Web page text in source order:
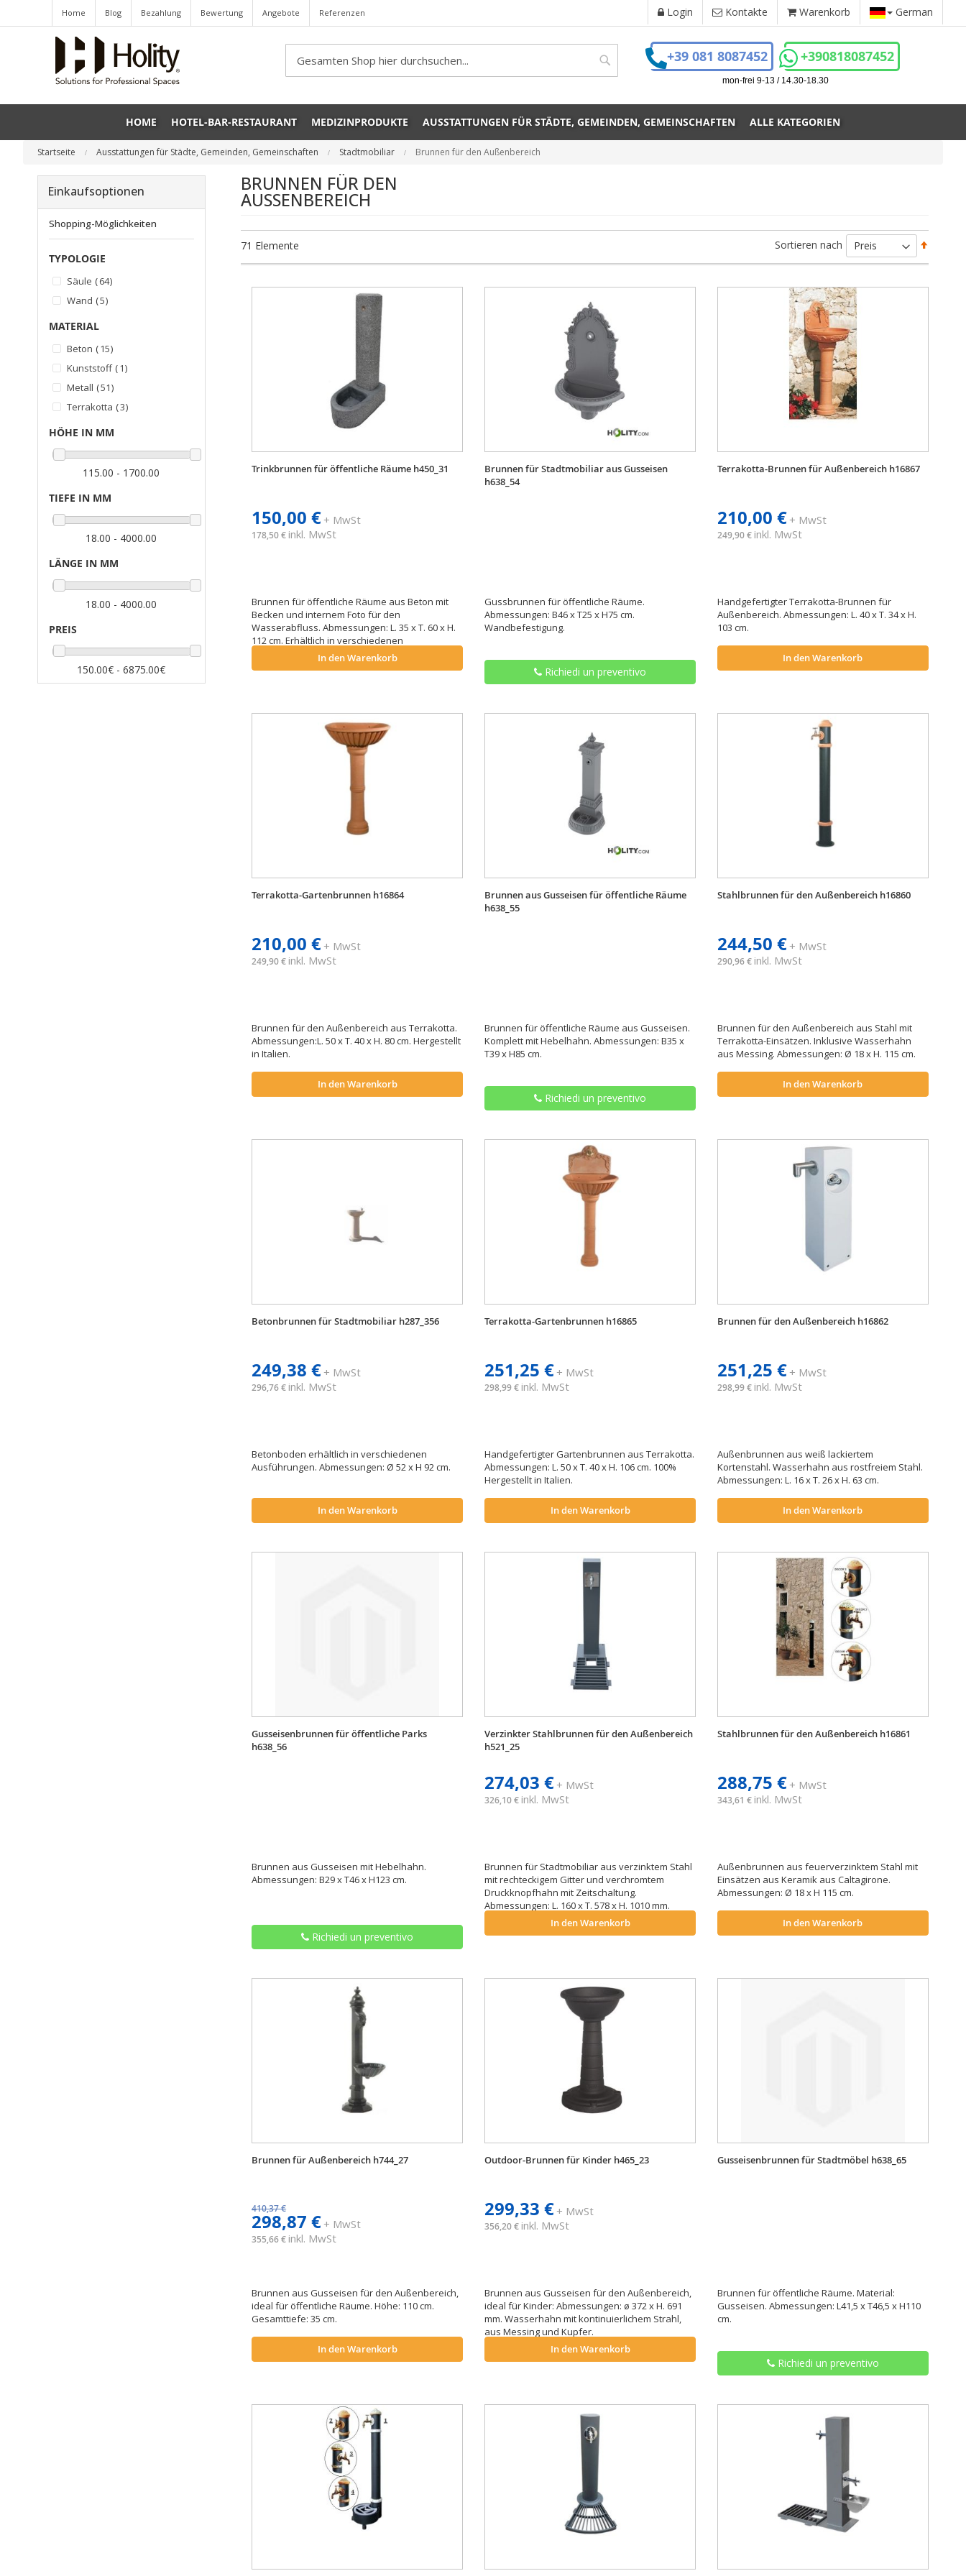
Home Blog Bezahlung Bewertung Angebote Referenzen Login Kontakte Warenkorb German
Search
Search
+39 081 8087452 +390818087452
mon-frei 9-13 / 14.30-18.30
HOME HOTEL-BAR-RESTAURANT MEDIZINPRODUKTE AUSSTATTUNGEN FÜR STÄDTE, GEMEINDEN, GEMEINSCHAFTEN ALLE KATEGORIEN
Startseite Ausstattungen für Städte, Gemeinden, Gemeinschaften Stadtmobiliar Brunnen für den Außenbereich
BRUNNEN FÜR DEN
AUSSENBEREICH
71 Elemente Sortieren nach
Trinkbrunnen für öffentliche Räume h450_31
150,00 €+ MwSt
178,50 € inkl. MwSt
Brunnen für öffentliche Räume aus Beton mit
Becken und internem Foto für den
Wasserabfluss. Abmessungen: L. 35 x T. 60 x H.
112 cm. Erhältlich in verschiedenen
In den Warenkorb
Brunnen für Stadtmobiliar aus Gusseisen
h638_54
Gussbrunnen für öffentliche Räume.
Abmessungen: B46 x T25 x H75 cm.
Wandbefestigung.
Richiedi un preventivo
Terrakotta-Brunnen für Außenbereich h16867
210,00 €+ MwSt
249,90 € inkl. MwSt
Handgefertigter Terrakotta-Brunnen für
Außenbereich. Abmessungen: L. 40 x T. 34 x H.
103 cm.
In den Warenkorb
Terrakotta-Gartenbrunnen h16864
210,00 €+ MwSt
249,90 € inkl. MwSt
Brunnen für den Außenbereich aus Terrakotta.
Abmessungen:L. 50 x T. 40 x H. 80 cm. Hergestellt
in Italien.
In den Warenkorb
Brunnen aus Gusseisen für öffentliche Räume
h638_55
Brunnen für öffentliche Räume aus Gusseisen.
Komplett mit Hebelhahn. Abmessungen: B35 x
T39 x H85 cm.
Richiedi un preventivo
Stahlbrunnen für den Außenbereich h16860
244,50 €+ MwSt
290,96 € inkl. MwSt
Brunnen für den Außenbereich aus Stahl mit
Terrakotta-Einsätzen. Inklusive Wasserhahn
aus Messing. Abmessungen: Ø 18 x H. 115 cm.
In den Warenkorb
Betonbrunnen für Stadtmobiliar h287_356
249,38 €+ MwSt
296,76 € inkl. MwSt
Betonboden erhältlich in verschiedenen
Ausführungen. Abmessungen: Ø 52 x H 92 cm.
In den Warenkorb
Terrakotta-Gartenbrunnen h16865
251,25 €+ MwSt
298,99 € inkl. MwSt
Handgefertigter Gartenbrunnen aus Terrakotta.
Abmessungen: L. 50 x T. 40 x H. 106 cm. 100%
Hergestellt in Italien.
In den Warenkorb
Brunnen für den Außenbereich h16862
251,25 €+ MwSt
298,99 € inkl. MwSt
Außenbrunnen aus weiß lackiertem
Kortenstahl. Wasserhahn aus rostfreiem Stahl.
Abmessungen: L. 16 x T. 26 x H. 63 cm.
In den Warenkorb
Gusseisenbrunnen für öffentliche Parks
h638_56
Brunnen aus Gusseisen mit Hebelhahn.
Abmessungen: B29 x T46 x H123 cm.
Richiedi un preventivo
Verzinkter Stahlbrunnen für den Außenbereich
h521_25
274,03 €+ MwSt
326,10 € inkl. MwSt
Brunnen für Stadtmobiliar aus verzinktem Stahl
mit rechteckigem Gitter und verchromtem
Druckknopfhahn mit Zeitschaltung.
Abmessungen: L. 160 x T. 578 x H. 1010 mm.
In den Warenkorb
Stahlbrunnen für den Außenbereich h16861
288,75 €+ MwSt
343,61 € inkl. MwSt
Außenbrunnen aus feuerverzinktem Stahl mit
Einsätzen aus Keramik aus Caltagirone.
Abmessungen: Ø 18 x H 115 cm.
In den Warenkorb
Brunnen für Außenbereich h744_27
410,37 €
298,87 €+ MwSt
355,66 € inkl. MwSt
Brunnen aus Gusseisen für den Außenbereich,
ideal für öffentliche Räume. Höhe: 110 cm.
Gesamttiefe: 35 cm.
In den Warenkorb
Outdoor-Brunnen für Kinder h465_23
299,33 €+ MwSt
356,20 € inkl. MwSt
Brunnen aus Gusseisen für den Außenbereich,
ideal für Kinder: Abmessungen: ø 372 x H. 691
mm. Wasserhahn mit kontinuierlichem Strahl,
aus Messing und Kupfer.
In den Warenkorb
Gusseisenbrunnen für Stadtmöbel h638_65
Brunnen für öffentliche Räume. Material:
Gusseisen. Abmessungen: L41,5 x T46,5 x H110
cm.
Richiedi un preventivo
Einkaufsoptionen
Shopping-Möglichkeiten
TYPOLOGIE
Säule 64Artikel
Wand
5Artikel
MATERIAL
Beton 15Artikel
Kunststoff
1Artikel
Metall
51Artikel
Terrakotta
3Artikel
HÖHE IN MM
115.00 - 1700.00
TIEFE IN MM
18.00 - 4000.00
LÄNGE IN MM
18.00 - 4000.00
PREIS
150.00€ - 6875.00€